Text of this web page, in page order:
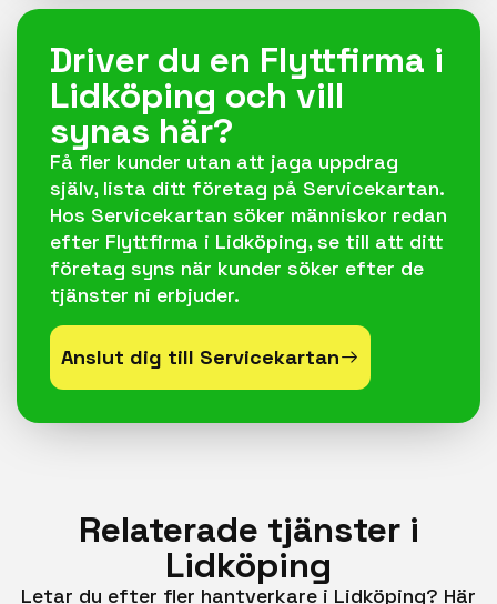
Driver du en Flyttfirma i
Lidköping och vill
synas här?
Få fler kunder utan att jaga uppdrag
själv, lista ditt företag på Servicekartan.
Hos Servicekartan söker människor redan
efter Flyttfirma i Lidköping, se till att ditt
företag syns när kunder söker efter de
tjänster ni erbjuder.
Anslut dig till Servicekartan
Relaterade tjänster i
Lidköping
Letar du efter fler hantverkare i Lidköping? Här